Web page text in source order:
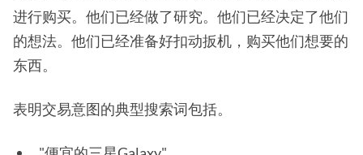
进行购买。他们已经做了研究。他们已经决定了他们
的想法。他们已经准备好扣动扳机，购买他们想要的
东西。
表明交易意图的典型搜索词包括。